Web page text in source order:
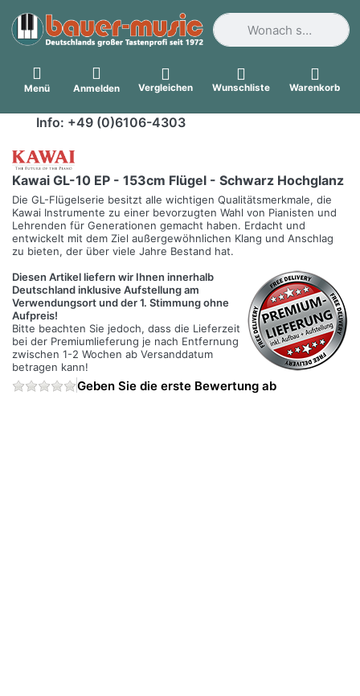
Geben Sie einen
Menü Anmelden Vergleichen Wunschliste Warenkorb
Info: +49 (0)6106-4303
Kawai GL-10 EP - 153cm Flügel - Schwarz Hochglanz
Die GL-Flügelserie besitzt alle wichtigen Qualitätsmerkmale, die
Kawai Instrumente zu einer bevorzugten Wahl von Pianisten und
Lehrenden für Generationen gemacht haben. Erdacht und
entwickelt mit dem Ziel außergewöhnlichen Klang und Anschlag
zu bieten, der über viele Jahre Bestand hat.
Diesen Artikel liefern wir Ihnen innerhalb
Deutschland inklusive Aufstellung am
Verwendungsort und der 1. Stimmung ohne
Aufpreis!
Bitte beachten Sie jedoch, dass die Lieferzeit
bei der Premiumlieferung je nach Entfernung
zwischen 1-2 Wochen ab Versanddatum
betragen kann!
Geben Sie die erste Bewertung ab